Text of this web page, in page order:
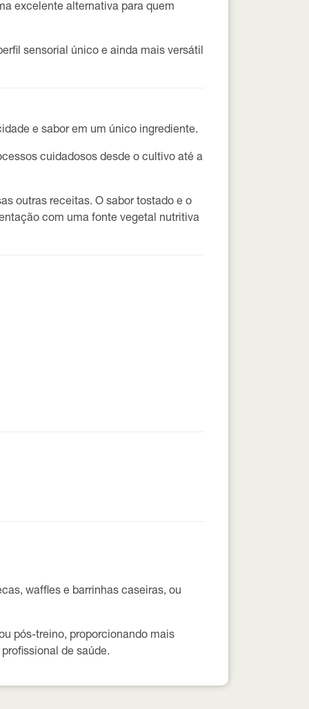
excelente alternativa para quem
sensorial único e ainda mais versátil
e sabor em um único ingrediente.
cuidadosos desde o cultivo até a
outras receitas. O sabor tostado e o
com uma fonte vegetal nutritiva
waffles e barrinhas caseiras, ou
pós-treino, proporcionando mais
de saúde.